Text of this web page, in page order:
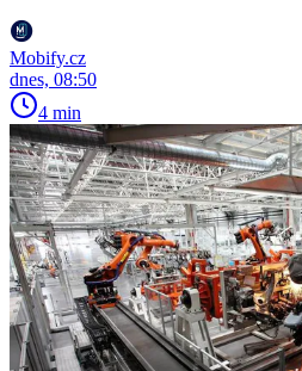
Mobify.cz
dnes, 08:50
4 min